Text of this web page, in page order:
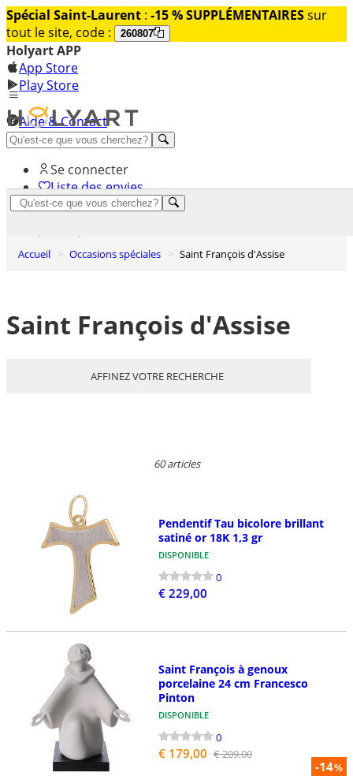
Spécial Saint-Laurent : -15 % SUPPLÉMENTAIRESsur
tout le site, code :
260807
Holyart APP
App Store
Play Store
Aide & Contact
Découvrez Premium
Se connecter
Liste des envies
Accueil Occasions spéciales Saint François d'Assise
Saint François d'Assise
AFFINEZ VOTRE RECHERCHE
60 articles
Pendentif Tau bicolore brillant
satiné or 18K 1,3 gr
DISPONIBLE
0
€ 229,00
-14%
Saint François à genoux
porcelaine 24 cm Francesco
Pinton
DISPONIBLE
0
€ 179,00 € 209,00